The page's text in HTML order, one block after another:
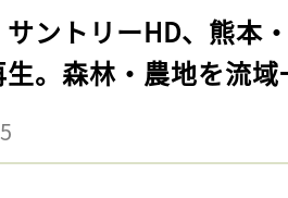
サントリーHD、熊本
生。森林・農地を流